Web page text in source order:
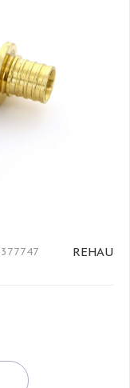
377747 REHAU